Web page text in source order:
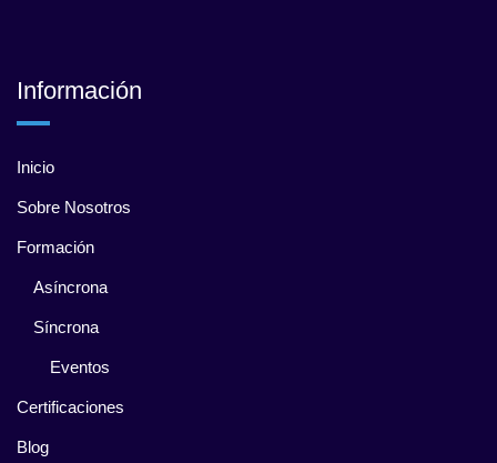
Información
Inicio
Sobre Nosotros
Formación
Asíncrona
Síncrona
Eventos
Certificaciones
Blog